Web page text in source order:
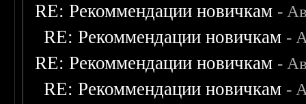
RE: Рекоммендации новичкам -
RE: Рекоммендации новичкам -
RE: Рекоммендации новичкам -
RE: Рекоммендации новичкам -